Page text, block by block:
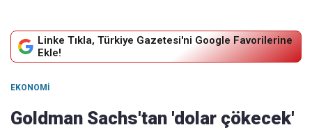
Linke Tıkla, Türkiye Gazetesi'ni Google Favorilerine
Ekle!
EKONOMI
Goldman Sachs'tan 'dolar çökecek'